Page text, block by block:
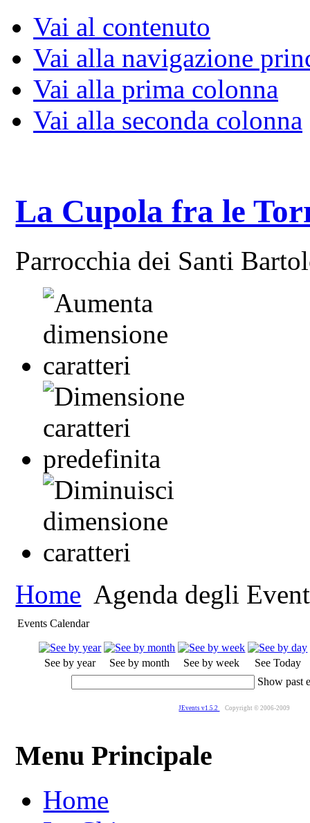
Vai al contenuto
Vai alla navigazione
Vai alla prima colonna
Vai alla seconda colonna
La Cupola fra le
Parrocchia dei Santi
Home Agenda degli
Events Calendar
See by year See by month See by week
See Today
Show past
JEvents v1.5.2 Copyright © 2006-2009
Menu Principale
Home